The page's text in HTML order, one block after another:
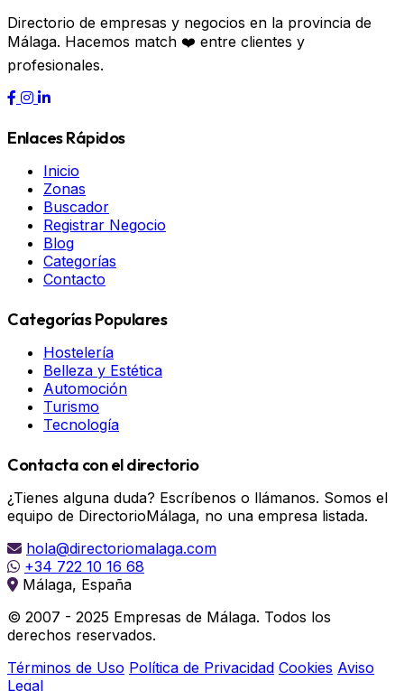
Directorio de empresas y negocios en la provincia de
Málaga. Hacemos match ❤️ entre clientes y
profesionales.
Enlaces Rápidos
Inicio
Zonas
Buscador
Registrar Negocio
Blog
Categorías
Contacto
Categorías Populares
Hostelería
Belleza y Estética
Automoción
Turismo
Tecnología
Contacta con el directorio
¿Tienes alguna duda? Escríbenos o llámanos. Somos el
equipo de DirectorioMálaga, no una empresa listada.
hola@directoriomalaga.com
+34 722 10 16 68
Málaga, España
© 2007 - 2025 Empresas de Málaga. Todos los
derechos reservados.
Términos de Uso Política de Privacidad Cookies Aviso
Legal